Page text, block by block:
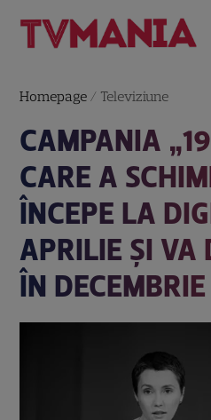
Homepage / Televiziune
CAMPANIA
CARE A
ÎNCEPE LA
APRILIE ȘI VA
ÎN DECEMBRIE